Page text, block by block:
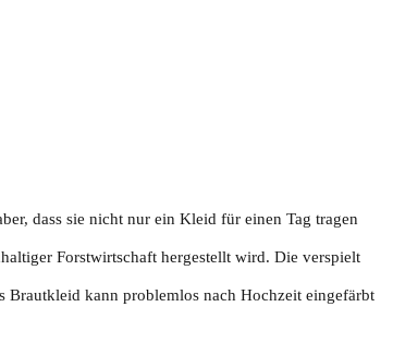
dass sie nicht nur ein Kleid für einen Tag tragen
Forstwirtschaft hergestellt wird. Die verspielt
Brautkleid kann problemlos nach Hochzeit eingefärbt